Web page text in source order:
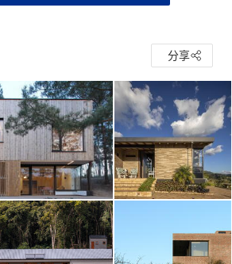
分享